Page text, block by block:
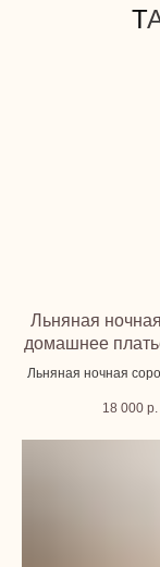
Т
Льняная
домашнее
Льняная ночная
18 000 р.